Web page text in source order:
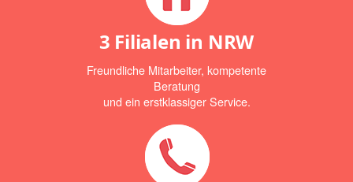
3 Filialen in NRW
Freundliche Mitarbeiter, kompetente
Beratung
und ein erstklassiger Service.